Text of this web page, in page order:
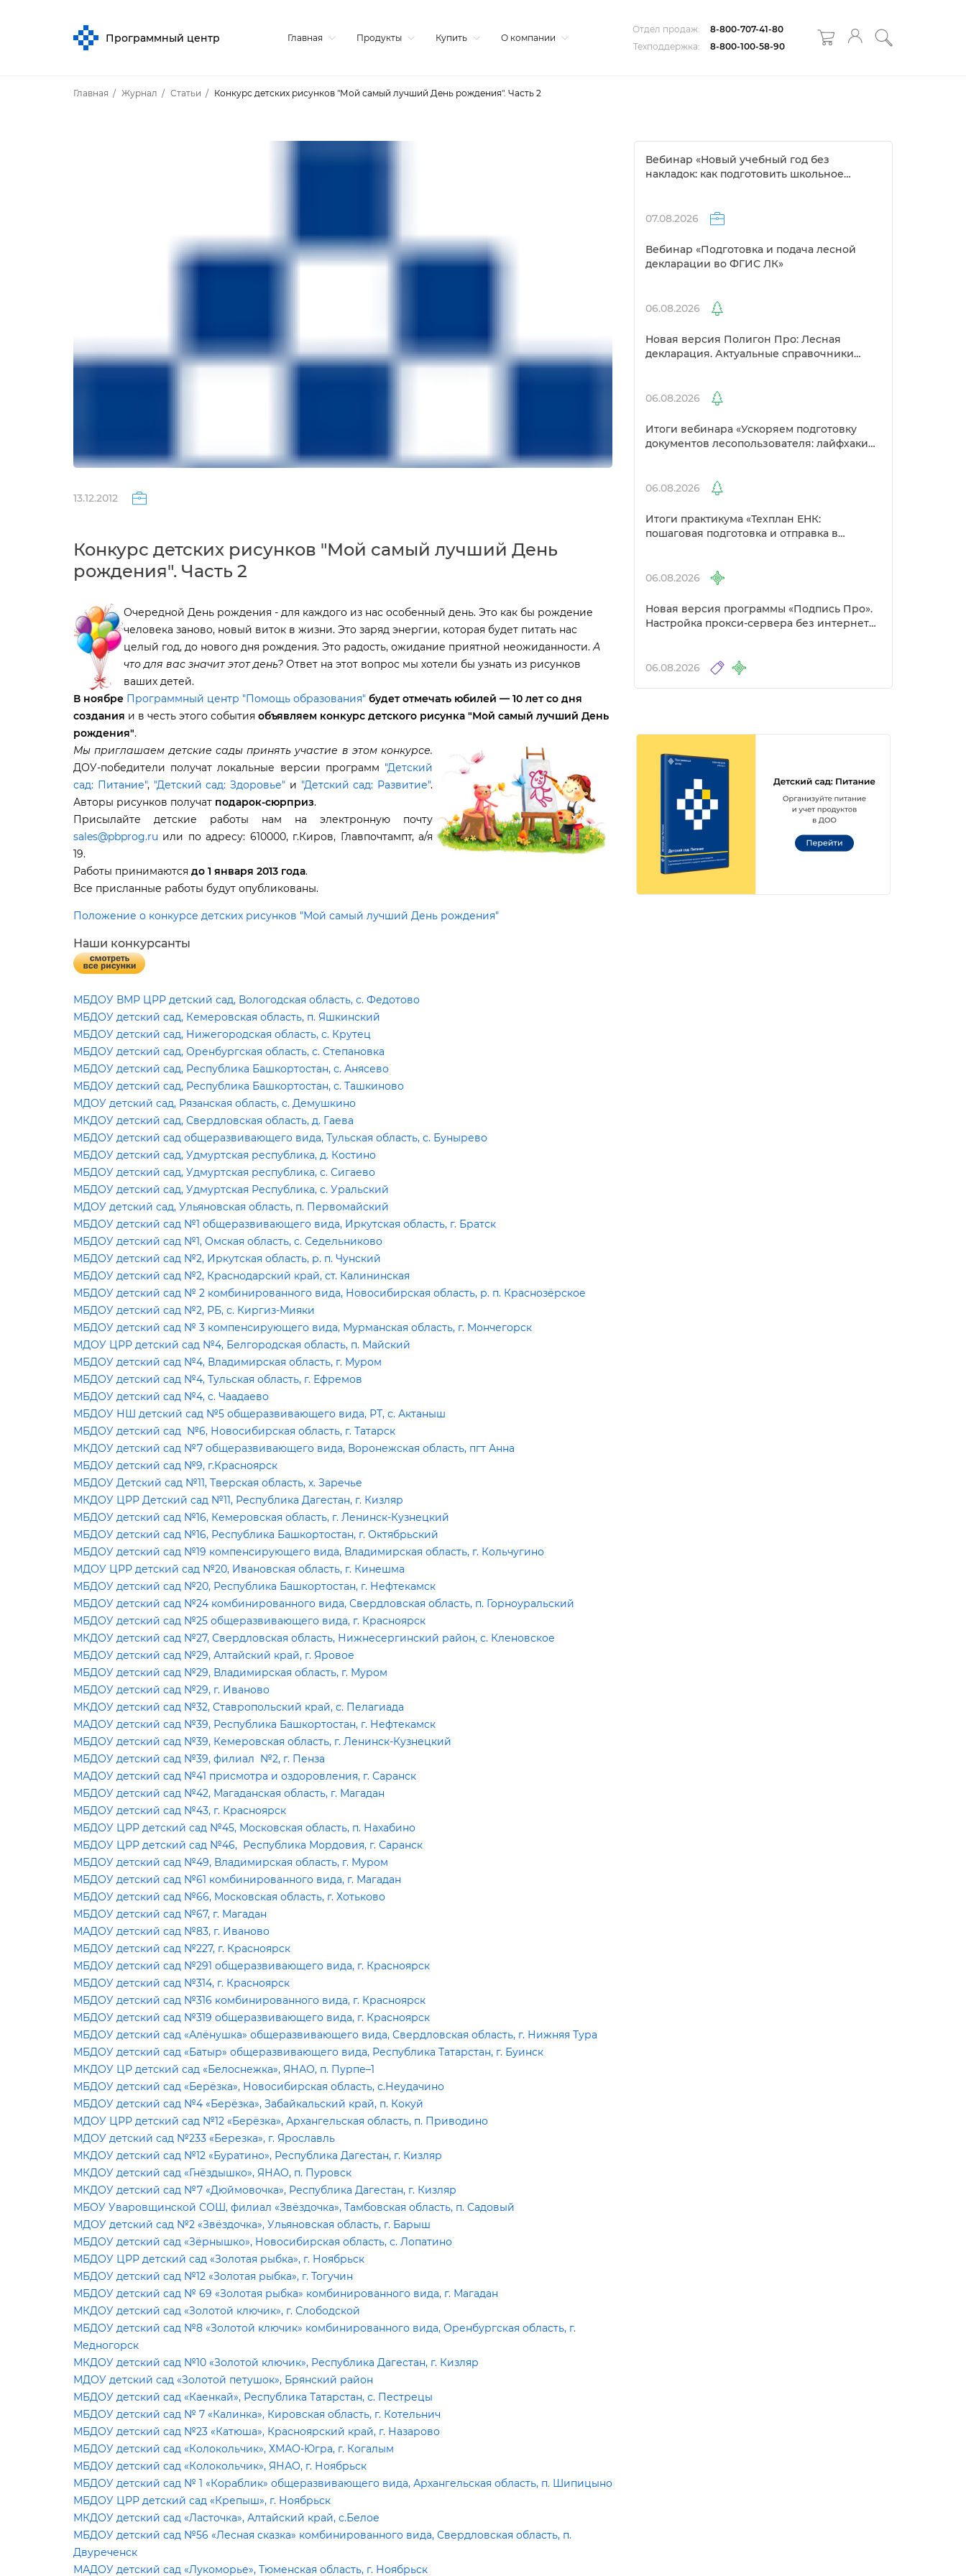
Программный центр Главная Продукты Купить О компании
Отдел продаж:
8-800-707-41-80
Техподдержка:
8-800-100-58-90
Главная Журнал Статьи Конкурс детских рисунков "Мой самый лучший День рождения". Часть 2
13.12.2012
Конкурс детских рисунков "Мой самый лучший День
рождения". Часть 2
Очередной День рождения - для каждого из нас особенный день. Это как бы рождение
человека заново, новый виток в жизни. Это заряд энергии, которая будет питать нас
целый год, до нового дня рождения. Это радость, ожидание приятной неожиданности.А
что для вас значит этот день? Ответ на этот вопрос мы хотели бы узнать из рисунко
аших детей.
ноябре Программный центр "Помощь образования" удет отмечать юбилей — 10 лет со дня
создания и в честь этого события объявляем конкурс детского рисунка "Мой самый лучший День
рождения".
Мы приглашаем детские сады принять участие в этом конкурсе.
ДОУ-победители получат локальные версии программ "Детский
сад: Питание", "Детский сад: Здоровье" и "Детский сад: Развитие".
Авторы рисунков получат подарок-сюрприз.
Присылайте детские работы нам на электронную почту
sales@pbprog.ru или по адресу: 610000, г.Киров, Главпочтампт, а/я
19.
Работы принимаются до 1 января 2013 года.
се присланные работы будут опубликованы.
Положение о конкурсе детских рисунков "Мой самый лучший День рождения"
Наши конкурсанты
МБДОУ ВМР ЦРР детский сад, Вологодская область, с. Федотово
МБДОУ детский сад, Кемеровская область, п. Яшкинский
МБДОУ детский сад, Нижегородская область, с. Крутец
МБДОУ детский сад, Оренбургская область, с. Степановка
МБДОУ детский сад, Республика Башкортостан, с. Анясево
МБДОУ детский сад, Республика Башкортостан, с. Ташкиново
МДОУ детский сад, Рязанская область, с. Демушкино
МКДОУ детский сад, Свердловская область, д. Гаева
МБДОУ детский сад общеразвивающего вида, Тульская область, с. Бунырево
МБДОУ детский сад, Удмуртская республика, д. Костино
МБДОУ детский сад, Удмуртская республика, с. Сигаево
МБДОУ детский сад, Удмуртская Республика, с. Уральский
МДОУ детский сад, Ульяновская область, п. Первомайский
МБДОУ детский сад №1 общеразвивающего вида, Иркутская область, г. Братск
МБДОУ детский сад №1, Омская область, с. Седельниково
МБДОУ детский сад №2, Иркутская область, р. п. Чунский
МБДОУ детский сад №2, Краснодарский край, ст. Калининская
МБДОУ детский сад № 2 комбинированного вида, Новосибирская область, р. п. Краснозёрское
МБДОУ детский сад №2, РБ, с. Киргиз-Мияки
МБДОУ детский сад № 3 компенсирующего вида, Мурманская область, г. Мончегорск
МДОУ ЦРР детский сад №4, Белгородская область, п. Майский
МБДОУ детский сад №4, Владимирская область, г. Муром
МБДОУ детский сад №4, Тульская область, г. Ефремо
МБДОУ детский сад №4, с. Чаадаево
МБДОУ НШ детский сад №5 общеразвивающего вида, РТ, с. Актаныш
МБДОУ детский сад №6, Новосибирская область, г. Татарск
МКДОУ детский сад №7 общеразвивающего вида, Воронежская область, пгт Анна
МБДОУ детский сад №9, г.Красноярск
МБДОУ Детский сад №11, Тверская область, х. Заречье
МКДОУ ЦРР Детский сад №11, Республика Дагестан, г. Кизляр
МБДОУ детский сад №16, Кемеровская область, г. Ленинск-Кузнецкий
МБДОУ детский сад №16, Республика Башкортостан, г. Октябрьский
МБДОУ детский сад №19 компенсирующего вида, Владимирская область, г. Кольчугино
МДОУ ЦРР детский сад №20, Ивановская область, г. Кинешма
МБДОУ детский сад №20, Республика Башкортостан, г. Нефтекамск
МБДОУ детский сад №24 комбинированного вида, Свердловская область, п. Горноуральский
МБДОУ детский сад №25 общеразвивающего вида, г. Красноярск
МКДОУ детский сад №27, Свердловская область, Нижнесергинский район, с. Кленовское
МБДОУ детский сад №29, Алтайский край, г. Яровое
МБДОУ детский сад №29, Владимирская область, г. Муром
МБДОУ детский сад №29, г. Иваново
МКДОУ детский сад №32, Ставропольский край, с. Пелагиада
МАДОУ детский сад №39, Республика Башкортостан, г. Нефтекамск
МБДОУ детский сад №39, Кемеровская область, г. Ленинск-Кузнецкий
МБДОУ детский сад №39, филиал №2, г. Пенза
МАДОУ детский сад №41 присмотра и оздоровления, г. Саранск
МБДОУ детский сад №42, Магаданская область, г. Магадан
МБДОУ детский сад №43, г. Красноярск
МБДОУ ЦРР детский сад №45, Московская область, п. Нахабино
МБДОУ ЦРР детский сад №46, Республика Мордовия, г. Саранск
МБДОУ детский сад №49, Владимирская область, г. Муром
МБДОУ детский сад №61 комбинированного вида, г. Магадан
МБДОУ детский сад №66, Московская область, г. Хотьково
МБДОУ детский сад №67, г. Магадан
МАДОУ детский сад №83, г. Иваново
МБДОУ детский сад №227, г. Красноярск
МБДОУ детский сад №291 общеразвивающего вида, г. Красноярск
МБДОУ детский сад №314, г. Красноярск
МБДОУ детский сад №316 комбинированного вида, г. Красноярск
МБДОУ детский сад №319 общеразвивающего вида, г. Красноярск
МБДОУ детский сад «Алёнушка» общеразвивающего вида, Свердловская область, г. Нижняя Тура
МБДОУ детский сад «Батыр» общеразвивающего вида, Республика Татарстан, г. Буинск
МКДОУ ЦР детский сад «Белоснежка», ЯНАО, п. Пурпе–1
МБДОУ детский сад «Берёзка», Новосибирская область, с.Неудачино
МБДОУ детский сад №4 «Берёзка», Забайкальский край, п. Кокуй
МДОУ ЦРР детский сад №12 «Берёзка», Архангельская область, п. Приводино
МДОУ детский сад №233 «Березка», г. Ярославль
МКДОУ детский сад №12 «Буратино», Республика Дагестан, г. Кизляр
МКДОУ детский сад «Гнёздышко», ЯНАО, п. Пуровск
МКДОУ детский сад №7 «Дюймовочка», Республика Дагестан, г. Кизляр
МБОУ Уваровщинской СОШ, филиал «Звёздочка», Тамбовская область, п. Садовый
МДОУ детский сад №2 «Звёздочка», Ульяновская область, г. Барыш
МБДОУ детский сад «Зёрнышко», Новосибирская область, с. Лопатино
МБДОУ ЦРР детский сад «Золотая рыбка», г. Ноябрьск
МБДОУ детский сад №12 «Золотая рыбка», г. Тогучин
МБДОУ детский сад № 69 «Золотая рыбка» комбинированного вида, г. Магадан
МКДОУ детский сад «Золотой ключик», г. Слободской
МБДОУ детский сад №8 «Золотой ключик» комбинированного вида, Оренбургская область, г.
Медногорск
МКДОУ детский сад №10 «Золотой ключик», Республика Дагестан, г. Кизляр
МДОУ детский сад «Золотой петушок», Брянский район
МБДОУ детский сад «Каенкай», Республика Татарстан, с. Пестрецы
МБДОУ детский сад № 7 «Калинка», Кировская область, г. Котельнич
МБДОУ детский сад №23 «Катюша», Красноярский край, г. Назарово
МБДОУ детский сад «Колокольчик», ХМАО-Югра, г. Когалым
МБДОУ детский сад «Колокольчик», ЯНАО, г. Ноябрьск
МБДОУ детский сад № 1 «Кораблик» общеразвивающего вида, Архангельская область, п. Шипицыно
МБДОУ ЦРР детский сад «Крепыш», г. Ноябрьск
МКДОУ детский сад «Ласточка», Алтайский край, с.Белое
МБДОУ детский сад №56 «Лесная сказка» комбинированного вида, Свердловская область, п.
Двуреченск
МАДОУ детский сад «Лукоморье», Тюменская область, г. Ноябрьск
ебинар «Новый учебный год без
накладок: как подготовить школьное
07.08.2026
ебинар «Подготовка и подача лесной
декларации во ФГИС ЛК»
06.08.2026
Новая версия Полигон Про: Лесная
декларация. Актуальные справочники
06.08.2026
Итоги вебинара «Ускоряем подготовку
документов лесопользователя: лайфхаки
06.08.2026
Итоги практикума «Техплан ЕНК:
пошаговая подготовка и отправка
06.08.2026
Новая версия программы «Подпись Про».
Настройка прокси-сервера без интернета
06.08.2026